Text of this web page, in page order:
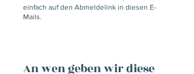
einfach auf den Abmeldelink in diesen E-
Mails.
An wen geben wir diese